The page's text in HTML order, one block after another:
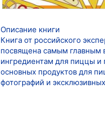
Описание книги
Книга от российского
посвящена самым главным
ингредиентам для пиццы и
основных продуктов для
фотографий и